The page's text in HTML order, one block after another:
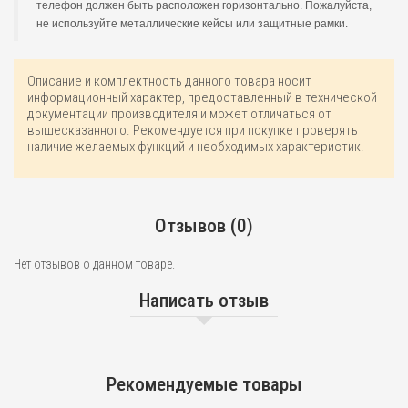
телефон должен быть расположен горизонтально. Пожалуйста,
не используйте металлические кейсы или защитные рамки.
Описание и комплектность данного товара носит
информационный характер, предоставленный в технической
документации производителя и может отличаться от
вышесказанного. Рекомендуется при покупке проверять
наличие желаемых функций и необходимых характеристик.
Отзывов (0)
Нет отзывов о данном товаре.
Написать отзыв
Рекомендуемые товары